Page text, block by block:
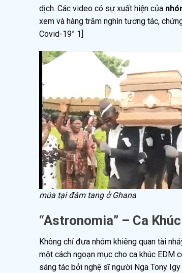
dịch. Các video có sự xuất hiện của
xem và hàng trăm nghìn tương tác,
Covid-19” 1]
múa tại đám tang ở Ghana
“Astronomia” – Ca
Không chỉ đưa nhóm khiêng quan tài
một cách ngoạn mục cho ca khúc EDM
sáng tác bởi nghệ sĩ người Nga Tony